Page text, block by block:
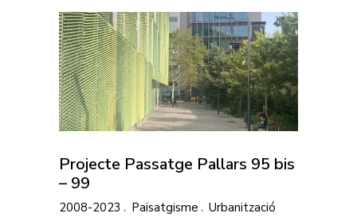
Projecte Passatge Pallars 95 bis
– 99
2008-2023 Paisatgisme Urbanització